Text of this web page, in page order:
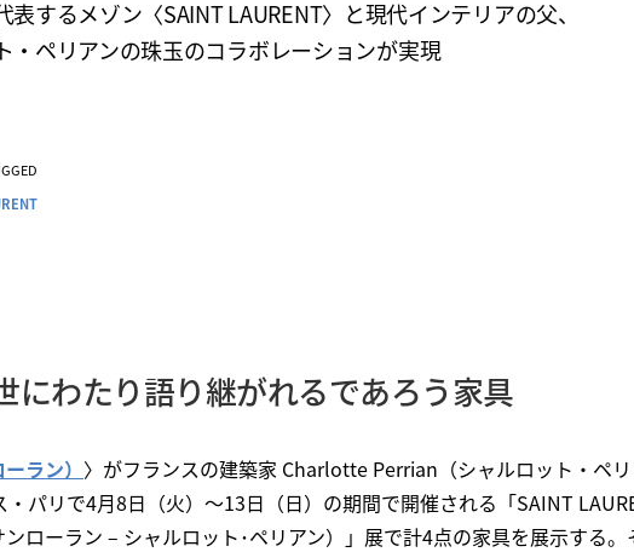
表するメゾン〈SAINT LAURENT〉と現代インテリアの父、
・ペリアンの珠玉のコラボレーションが実現
にわたり語り継がれるであろう家具
ラン） 〉がフランスの建築家 Charlotte Perrian（シャルロット・ペリ
パリで4月8日（火）～13日（日）の期間で開催される「SAINT
ンローラン – シャルロット･ペリアン）」展で計4点の家具を展示する